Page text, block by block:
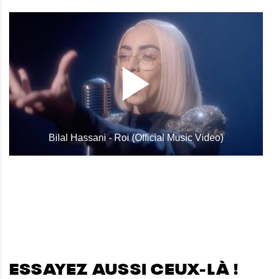
Bilal Hassani - Roi (Official Music Video)
ESSAYEZ AUSSI CEUX-LÀ !